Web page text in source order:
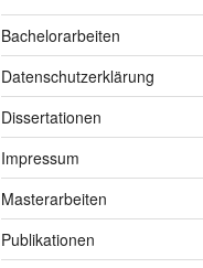
Bachelorarbeiten
Datenschutzerklärung
Dissertationen
Impressum
Masterarbeiten
Publikationen